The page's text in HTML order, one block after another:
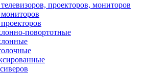
проекторов, мониторов
повортотные